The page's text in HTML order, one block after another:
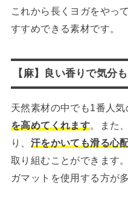
これから長くヨガをやっ
すすめできる素材です。
【麻】良い香りで気分
天然素材の中でも1番人気
を高めてくれます。また
り、 汗をかいても滑る心
取り組むことができます
ガマットを使用する方が